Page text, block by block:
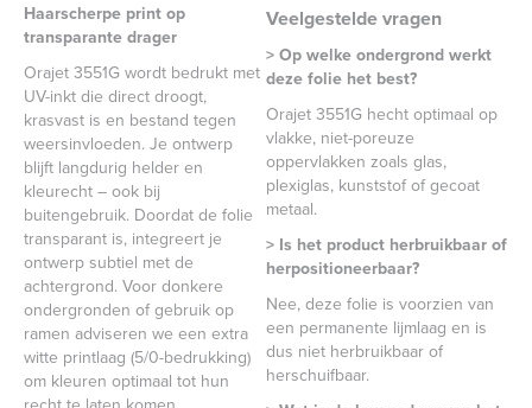
Haarscherpe print op
transparante drager
Orajet 3551G wordt bedrukt met
UV-inkt die direct droogt,
krasvast is en bestand tegen
weersinvloeden. Je ontwerp
blijft langdurig helder en
kleurecht – ook bij
buitengebruik. Doordat de folie
transparant is, integreert je
ontwerp subtiel met de
achtergrond. Voor donkere
ondergronden of gebruik op
ramen adviseren we een extra
witte printlaag (5/0-bedrukking)
om kleuren optimaal tot hun
Veelgestelde vragen
> Op welke ondergrond werkt
deze folie het best?
Orajet 3551G hecht optimaal op
vlakke, niet-poreuze
oppervlakken zoals glas,
plexiglas, kunststof of gecoat
metaal.
> Is het product herbruikbaar of
herpositioneerbaar?
Nee, deze folie is voorzien van
een permanente lijmlaag en is
dus niet herbruikbaar of
herschuifbaar.